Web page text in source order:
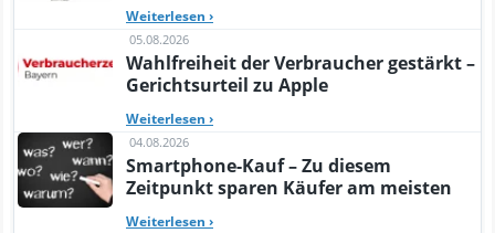
Weiterlesen ›
05.08.2026
Wahlfreiheit der Verbraucher gestärkt –
Gerichtsurteil zu Apple
Weiterlesen ›
04.08.2026
Smartphone-Kauf – Zu diesem
Zeitpunkt sparen Käufer am meisten
Weiterlesen ›